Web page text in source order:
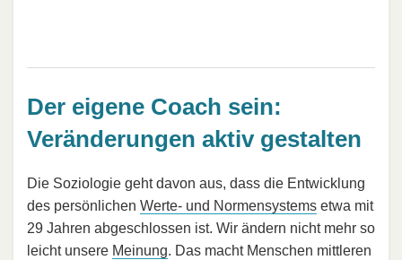
Der eigene Coach sein:
Veränderungen aktiv gestalten
Die Soziologie geht davon aus, dass die Entwicklung
des persönlichen Werte- und Normensystems etwa mit
29 Jahren abgeschlossen ist. Wir ändern nicht mehr so
leicht unsere Meinung. Das macht Menschen mittleren